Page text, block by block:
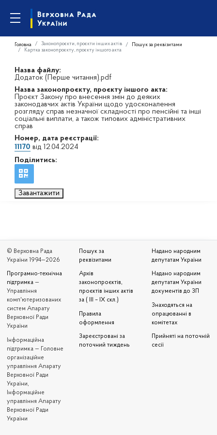
Головна Законопроєкти, проєкти інших актів
Пошук за реквізитами
Картка законопроєкту, проєкту іншого акта
Назва файлу:
Додаток (Перше читання).pdf
Назва законопроєкту, проєкту іншого акта:
Проєкт Закону про внесення змін до деяких
законодавчих актів України щодо удосконалення
розгляду справ незначної складності про пенсійні та інші
соціальні виплати, а також типових адміністративних
справ
Номер, дата реєстрації:
11170 від 12.04.2024
Поділитись:
Завантажити
© Верховна Рада
України 1994—2026
Програмно-технічна
підтримка —
Управління
комп'ютеризованих
систем Апарату
Верховної Ради
України
Iнформаційна
підтримка — Головне
організаційне
управління Апарату
Верховної Ради
України,
Інформаційне
управління Апарату
Верховної Ради
України
Пошук за
реквізитами
Архів
законопроєктів,
проєктів інших актів
за ( III – IX скл.)
Правила
оформлення
Зареєстровані за
поточний тиждень
Надано народним
депутатам України
Надано народним
депутатам України
документів до ЗП
Знаходяться на
опрацюванні в
комітетах
Прийняті на поточній
сесії